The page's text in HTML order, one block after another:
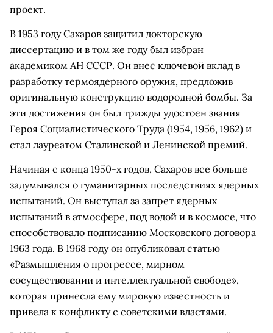
проект.
В 1953 году Сахаров защитил докторскую
диссертацию и в том же году был избран
академиком АН СССР. Он внес ключевой вклад в
разработку термоядерного оружия, предложив
оригинальную конструкцию водородной бомбы. За
эти достижения он был трижды удостоен звания
Героя Социалистического Труда (1954, 1956, 1962) и
стал лауреатом Сталинской и Ленинской премий.
Начиная с конца 1950-х годов, Сахаров все больше
задумывался о гуманитарных последствиях ядерных
испытаний. Он выступал за запрет ядерных
испытаний в атмосфере, под водой и в космосе, что
способствовало подписанию Московского договора
1963 года. В 1968 году он опубликовал статью
«Размышления о прогрессе, мирном
сосуществовании и интеллектуальной свободе»,
которая принесла ему мировую известность и
привела к конфликту с советскими властями.